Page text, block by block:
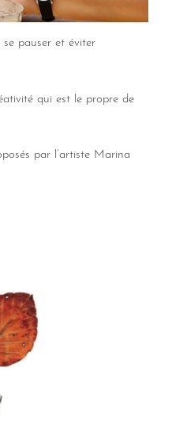
pauser et éviter
qui est le propre de
par l’artiste Marina